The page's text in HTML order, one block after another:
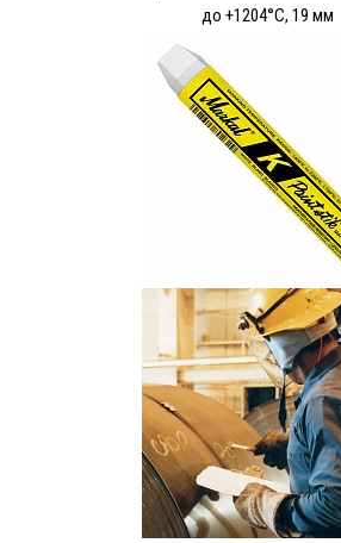
до +1204°C, 19 мм